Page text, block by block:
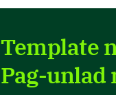
Template
Pag-unlad